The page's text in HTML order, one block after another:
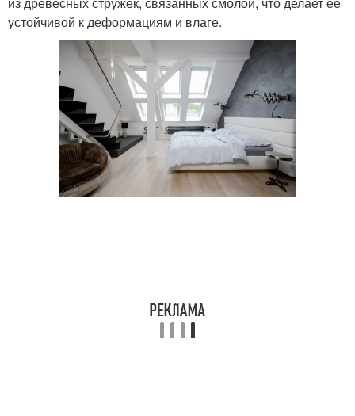
устойчивой к деформациям и влаге.